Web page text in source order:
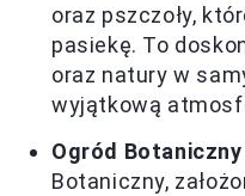
oraz pszczoły,
pasiekę. To
oraz natury w
wyjątkową
Ogród Botaniczny
Botaniczny,